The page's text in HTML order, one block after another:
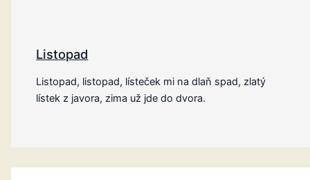
Listopad
Listopad, listopad, lísteček mi na dlaň spad, zlatý
lístek z javora, zima už jde do dvora.